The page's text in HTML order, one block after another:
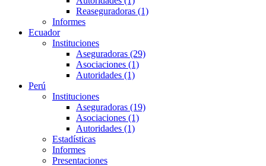
Reaseguradoras (1)
Informes
Ecuador
Instituciones
Aseguradoras (29)
Asociaciones (1)
Autoridades (1)
Perú
Instituciones
Aseguradoras (19)
Asociaciones (1)
Autoridades (1)
Estadísticas
Informes
Presentaciones